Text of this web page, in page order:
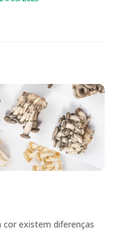
cor existem diferenças